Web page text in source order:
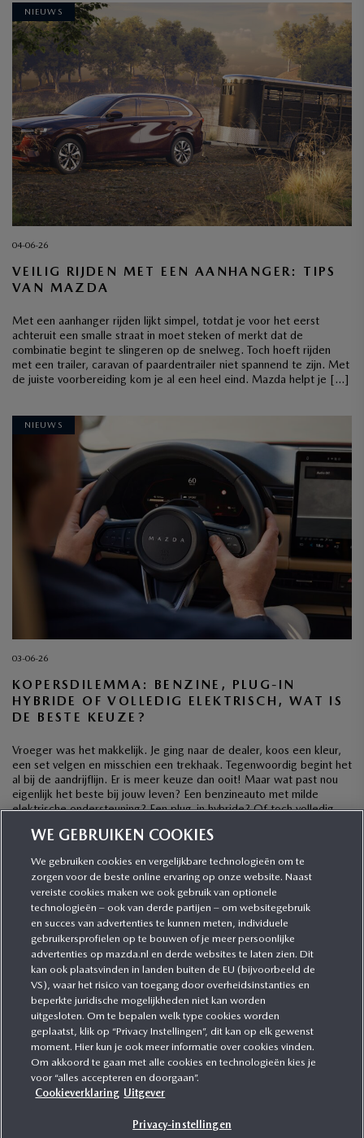
NIEUWS
04-06-26
VEILIG RIJDEN MET EEN AANHANGER: TIPS
VAN MAZDA
Met een aanhanger rijden lijkt simpel, totdat je voor het eerst
achteruit een smalle straat in moet steken of merkt dat de
combinatie begint te slingeren op de snelweg. Toch hoeft rijden
met een trailer, caravan of paardentrailer niet spannend te zijn. Met
de juiste voorbereiding kom je al een heel eind. Mazda helpt je […]
NIEUWS
03-06-26
KOPERSDILEMMA: BENZINE, PLUG-IN
HYBRIDE OF VOLLEDIG ELEKTRISCH, WAT IS
DE BESTE KEUZE?
Vroeger was het makkelijk. Je ging naar de dealer, koos een kleur,
een set velgen en misschien een trekhaak. Tegenwoordig begint het
al bij de aandrijflijn. Er is meer keuze dan ooit! Maar wat past nou
eigenlijk het beste bij jouw leven? Een benzineauto met milde
elektrische ondersteuning? Een plug-in hybride? Of toch volledig
CATEGORIEËN
MEER INFORMATIE
MEER ERVAREN
MAZDA VOLGEN
WE GEBRUIKEN COOKIES
We gebruiken cookies en vergelijkbare technologieën om te
zorgen voor de beste online ervaring op onze website. Naast
vereiste cookies maken we ook gebruik van optionele
technologieën – ook van derde partijen – om websitegebruik
en succes van advertenties te kunnen meten, individuele
gebruikersprofielen op te bouwen of je meer persoonlijke
advertenties op mazda.nl en derde websites te laten zien. Dit
kan ook plaatsvinden in landen buiten de EU (bijvoorbeeld de
VS), waar het risico van toegang door overheidsinstanties en
beperkte juridische mogelijkheden niet kan worden
uitgesloten. Om te bepalen welk type cookies worden
geplaatst, klik op “Privacy Instellingen”, dit kan op elk gewenst
moment. Hier kun je ook meer informatie over cookies vinden.
Om akkoord te gaan met alle cookies en technologieën kies je
voor “alles accepteren en doorgaan”.
Cookieverklaring Uitgever
Privacy-instellingen